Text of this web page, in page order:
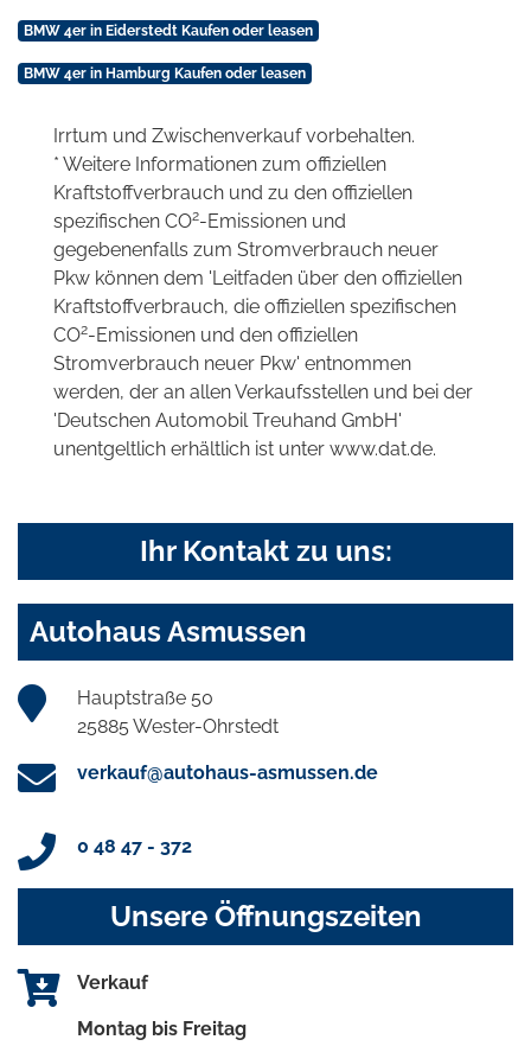
BMW 4er in Eiderstedt Kaufen oder leasen
BMW 4er in Hamburg Kaufen oder leasen
Irrtum und Zwischenverkauf vorbehalten.
* Weitere Informationen zum offiziellen
Kraftstoffverbrauch und zu den offiziellen
spezifischen CO2-Emissionen und
gegebenenfalls zum Stromverbrauch neuer
Pkw können dem 'Leitfaden über den offiziellen
Kraftstoffverbrauch, die offiziellen spezifischen
CO2-Emissionen und den offiziellen
Stromverbrauch neuer Pkw' entnommen
werden, der an allen Verkaufsstellen und bei der
'Deutschen Automobil Treuhand GmbH'
unentgeltlich erhältlich ist unter www.dat.de.
Ihr Kontakt zu uns:
Autohaus Asmussen
Hauptstraße 50
25885 Wester-Ohrstedt
verkauf@autohaus-asmussen.de
0 48 47 - 372
Unsere Öffnungszeiten
Verkauf
Montag bis Freitag